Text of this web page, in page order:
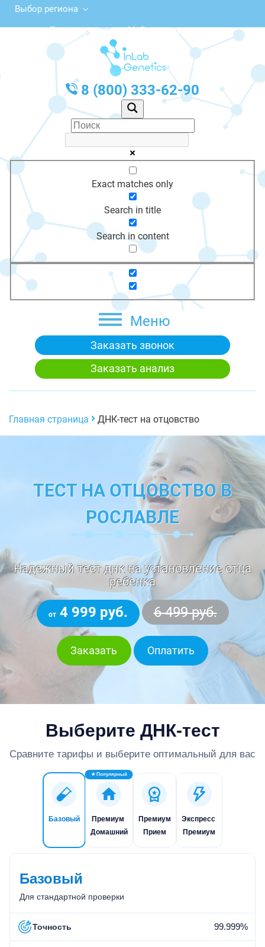
Выбор региона
Пролетарская ул., 33, Рославль
с 10:00 до 20:00
График работы: Пн-Пт с 10:00 до 20:00
8 (800) 333-62-90
Exact matches only
Search in title
Search in content
Меню
Заказать звонок
Заказать анализ
Главная страница ДНК-тест на отцовство
ТЕСТ НА ОТЦОВСТВО В
РОСЛАВЛЕ
Надежный тест днк на установление отца
ребенка
от4 999 руб. 6 499 руб.
Заказать Оплатить
Выберите ДНК-тест
Сравните тарифы и выберите оптимальный для вас
Базовый
Премиум
Домашний
Премиум
Прием
Экспресс
Премиум
Базовый
Для стандартной проверки
Точность 99.999%